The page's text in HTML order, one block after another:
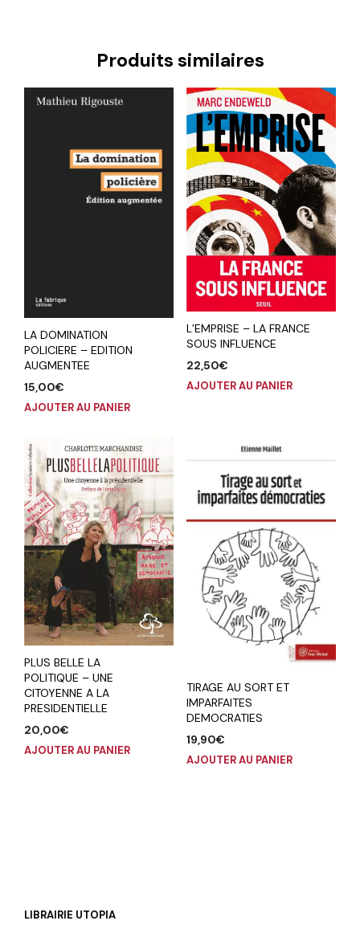
Produits similaires
LA DOMINATION
POLICIERE – EDITION
AUGMENTEE
15,00€
AJOUTER AU PANIER
L’EMPRISE – LA FRANCE
SOUS INFLUENCE
22,50€
AJOUTER AU PANIER
PLUS BELLE LA
POLITIQUE – UNE
CITOYENNE A LA
PRESIDENTIELLE
20,00€
AJOUTER AU PANIER
TIRAGE AU SORT ET
IMPARFAITES
DEMOCRATIES
19,90€
AJOUTER AU PANIER
LIBRAIRIE UTOPIA